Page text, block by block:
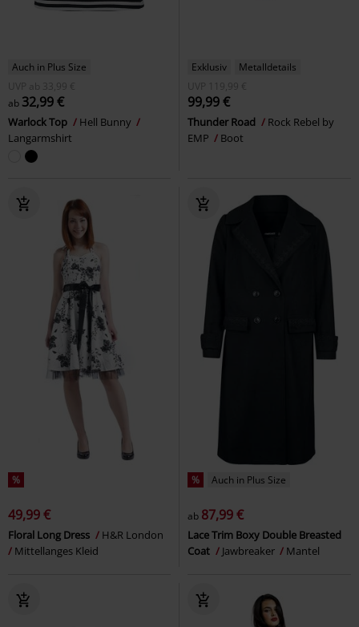
Auch in Plus Size
UVP
ab
33,99 €
ab 32,99 €
Warlock Top
Hell Bunny
Langarmshirt
Exklusiv
Metalldetails
UVP
119,99 €
99,99 €
Thunder Road
Rock Rebel by
EMP
Boot
%
49,99 €
Floral Long Dress
H&R London
Mittellanges Kleid
% Auch in Plus Size
ab 87,99 €
Lace Trim Boxy Double Breasted
Coat
Jawbreaker Mantel